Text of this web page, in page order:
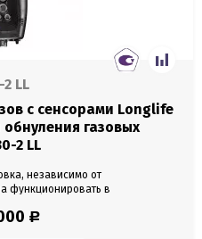
LL
с сенсорами Longlife
газовых
2 LL
независимо от
функционировать в
энергии и снижении объемов
Р